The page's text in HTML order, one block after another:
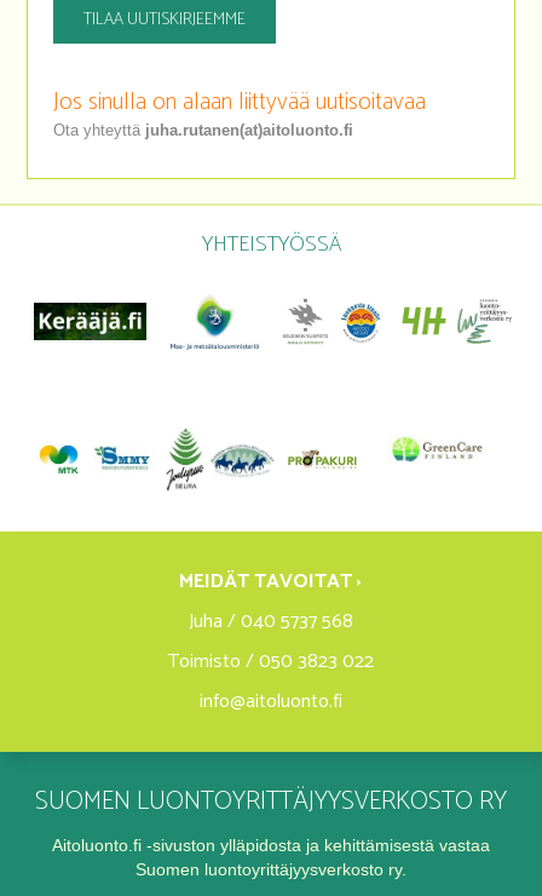
TILAA UUTISKIRJEEMME
Jos sinulla on alaan liittyvää uutisoitavaa
Ota yhteyttä juha.rutanen(at)aitoluonto.fi
YHTEISTYÖSSÄ
MEIDÄT TAVOITAT ›
Juha / 040 5737 568
Toimisto / 050 3823 022
info@aitoluonto.fi
SUOMEN LUONTOYRITTÄJYYSVERKOSTO RY
Aitoluonto.fi -sivuston ylläpidosta ja kehittämisestä vastaa
Suomen luontoyrittäjyysverkosto ry.